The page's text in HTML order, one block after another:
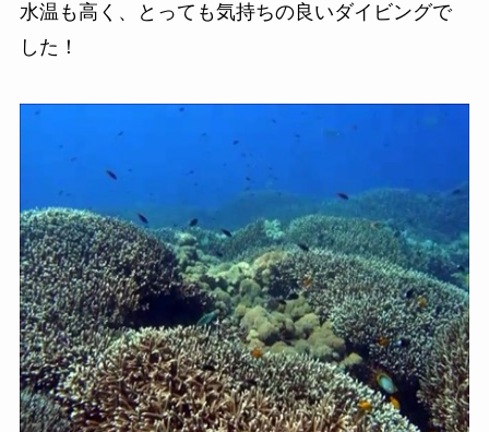
水温も高く、とっても気持ちの良いダイビングで
した！